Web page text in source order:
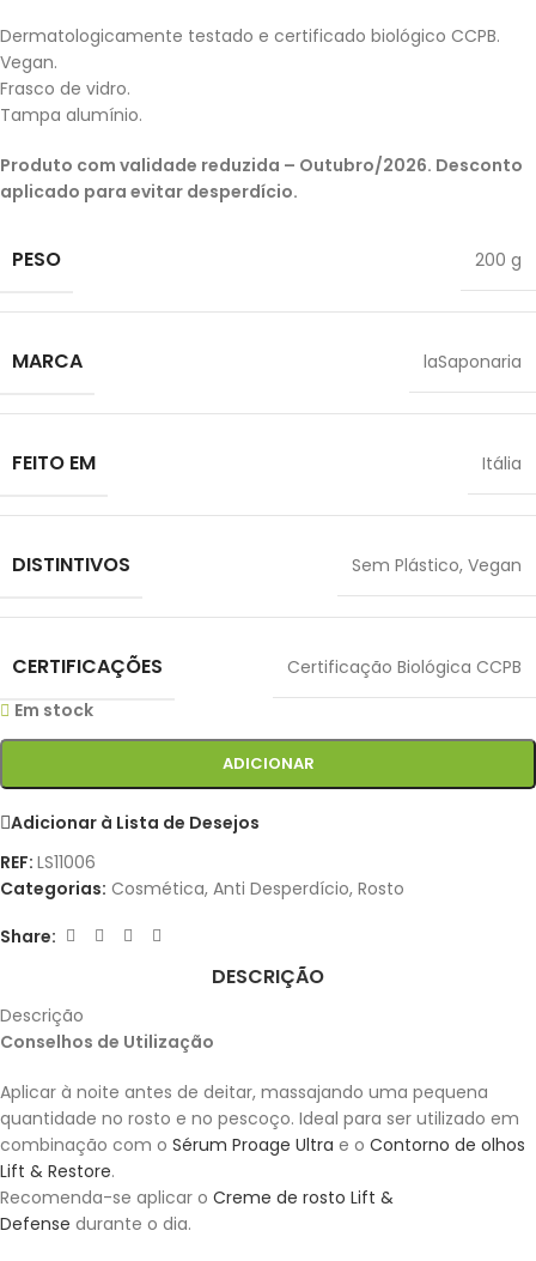
Dermatologicamente testado e certificado biológico CCPB.
Vegan.
Frasco de vidro.
Tampa alumínio.
Produto com validade reduzida – Outubro/2026. Desconto
aplicado para evitar desperdício.
PESO 200 g
MARCA laSaponaria
FEITO EM Itália
DISTINTIVOS Sem Plástico, Vegan
CERTIFICAÇÕES
Certificação Biológica CCPB
Em stock
ADICIONAR
Adicionar à Lista de Desejos
REF: LS11006
Categorias: Cosmética, Anti Desperdício, Rosto
Share:
DESCRIÇÃO
Descrição
Conselhos de Utilização
Aplicar à noite antes de deitar, massajando uma pequena
quantidade no rosto e no pescoço. Ideal para ser utilizado em
combinação com o Sérum Proage Ultra e o Contorno de olhos
Lift & Restore.
Recomenda-se aplicar o Creme de rosto Lift &
Defense durante o dia.